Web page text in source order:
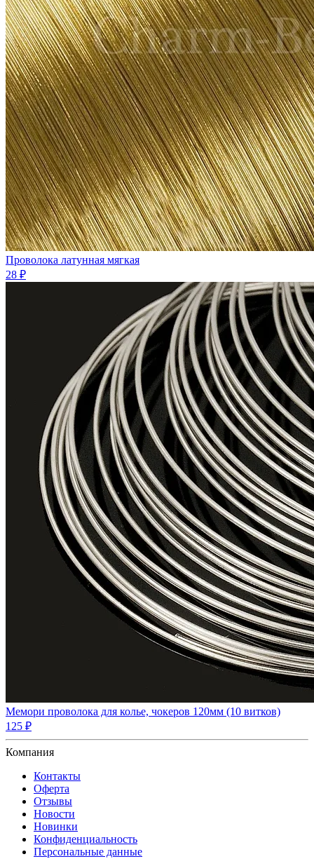
Проволока латунная мягкая
28 ₽
Мемори проволока для колье, чокеров 120мм (10 витков)
125 ₽
Компания
Контакты
Оферта
Отзывы
Новости
Новинки
Конфиденциальность
Персональные данные